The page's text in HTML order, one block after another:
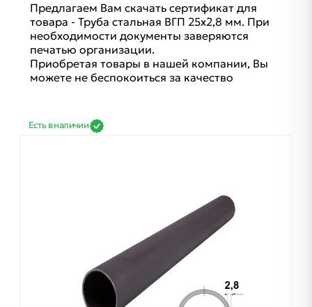
Предлагаем Вам скачать сертификат для
товара - Труба стальная ВГП 25х2,8 мм. При
необходимости документы заверяются
печатью организации.
Приобретая товары в нашей компании, Вы
можете не беспокоиться за качество
Есть в наличии